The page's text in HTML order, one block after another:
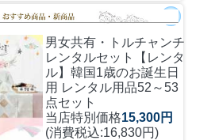
男女共有・トルチャンチ
レンタルセット
【レンタ
ル】韓国1歳のお誕生日
用 レンタル用品52～53
点セット
当店特別価格15,300円
(消費税込:16,830円)